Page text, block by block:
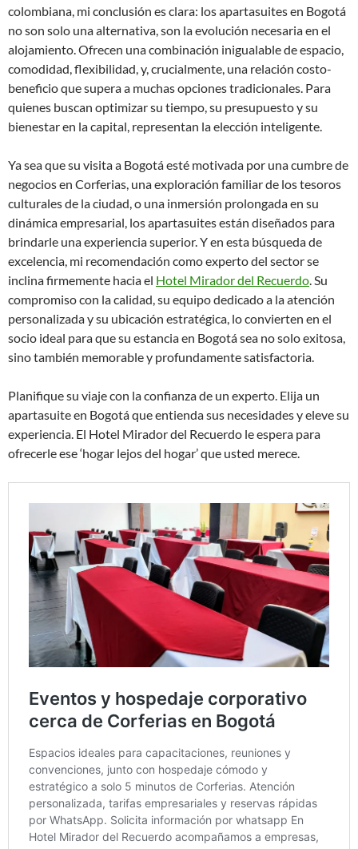
colombiana, mi conclusión es clara: los apartasuites en Bogotá
no son solo una alternativa, son la evolución necesaria en el
alojamiento. Ofrecen una combinación inigualable de espacio,
comodidad, flexibilidad, y, crucialmente, una relación costo-
beneficio que supera a muchas opciones tradicionales. Para
quienes buscan optimizar su tiempo, su presupuesto y su
bienestar en la capital, representan la elección inteligente.
Ya sea que su visita a Bogotá esté motivada por una cumbre de
negocios en Corferias, una exploración familiar de los tesoros
culturales de la ciudad, o una inmersión prolongada en su
dinámica empresarial, los apartasuites están diseñados para
brindarle una experiencia superior. Y en esta búsqueda de
excelencia, mi recomendación como experto del sector se
inclina firmemente hacia el Hotel Mirador del Recuerdo. Su
compromiso con la calidad, su equipo dedicado a la atención
personalizada y su ubicación estratégica, lo convierten en el
socio ideal para que su estancia en Bogotá sea no solo exitosa,
sino también memorable y profundamente satisfactoria.
Planifique su viaje con la confianza de un experto. Elija un
apartasuite en Bogotá que entienda sus necesidades y eleve su
experiencia. El Hotel Mirador del Recuerdo le espera para
ofrecerle ese ‘hogar lejos del hogar’ que usted merece.